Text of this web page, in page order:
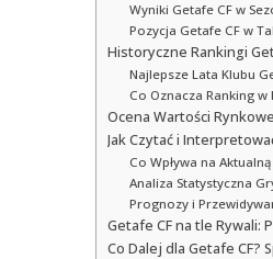
Wyniki Getafe CF w
Pozycja Getafe CF w
Historyczne Rankingi
Najlepsze Lata Klubu
Co Oznacza Ranking
Ocena Wartości
Jak Czytać i
Co Wpływa na
Analiza Statystyczna
Prognozy i
Getafe CF na tle Rywali:
Co Dalej dla Getafe